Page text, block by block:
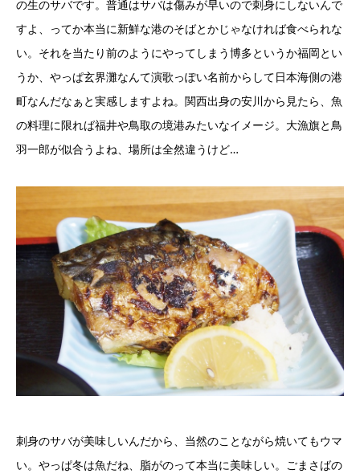
の生のサバです。普通はサバは傷みが早いので刺身にしないんで
すよ、ってか本当に新鮮な港のそばとかじゃなければ食べられな
い。それを当たり前のようにやってしまう博多というか福岡とい
うか、やっぱ玄界灘なんて演歌っぽい名前からして日本海側の港
町なんだなぁと実感しますよね。関西出身の安川から見たら、魚
の料理に限れば福井や鳥取の境港みたいなイメージ。大漁旗と鳥
羽一郎が似合うよね、場所は全然違うけど…
刺身のサバが美味しいんだから、当然のことながら焼いてもウマ
い。やっぱ冬は魚だね、脂がのって本当に美味しい。ごまさばの